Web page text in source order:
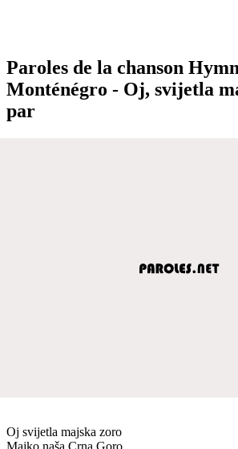
Paroles de la chanson
Monténégro - Oj, svijetla
par
Oj svijetla majska zoro
Majko naša Crna Goro